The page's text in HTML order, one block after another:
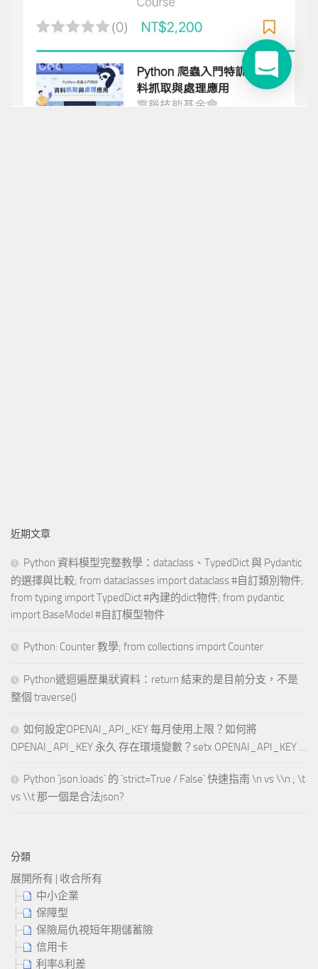
近期文章
Python 資料模型完整教學：dataclass、TypedDict 與 Pydantic
的選擇與比較; from dataclasses import dataclass #自訂類別物件;
from typing import TypedDict #內建的dict物件; from pydantic
import BaseModel #自訂模型物件
Python: Counter 教學; from collections import Counter
Python遞迴遍歷巢狀資料：return 結束的是目前分支，不是
整個 traverse()
如何設定OPENAI_API_KEY 每月使用上限？如何將
OPENAI_API_KEY 永久 存在環境變數？setx OPENAI_API_KEY …
Python `json.loads` 的 `strict=True / False` 快速指南 \n vs \\n ; \t
vs \\t 那一個是合法json?
分類
展開所有 | 收合所有
中小企業
保障型
保險局仇視短年期儲蓄險
信用卡
利率&利差